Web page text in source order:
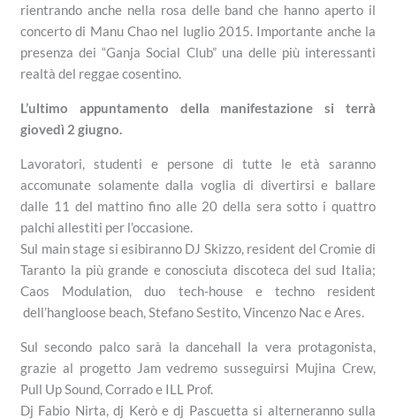
rientrando anche nella rosa delle band che hanno aperto il
concerto di Manu Chao nel luglio 2015. Importante anche la
presenza dei “Ganja Social Club” una delle più interessanti
realtà del reggae cosentino.
L’ultimo appuntamento della manifestazione si terrà
giovedì 2 giugno.
Lavoratori, studenti e persone di tutte le età saranno
accomunate solamente dalla voglia di divertirsi e ballare
dalle 11 del mattino fino alle 20 della sera sotto i quattro
palchi allestiti per l’occasione.
Sul main stage si esibiranno DJ Skizzo, resident del Cromie di
Taranto la più grande e conosciuta discoteca del sud Italia;
Caos Modulation, duo tech-house e techno resident
dell’hangloose beach, Stefano Sestito, Vincenzo Nac e Ares.
Sul secondo palco sarà la dancehall la vera protagonista,
grazie al progetto Jam vedremo susseguirsi Mujina Crew,
Pull Up Sound, Corrado e ILL Prof.
Dj Fabio Nirta, dj Kerò e dj Pascuetta si alterneranno sulla